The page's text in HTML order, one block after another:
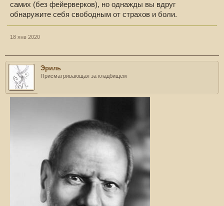
самих (без фейерверков), но однажды вы вдруг
обнаружите себя свободным от страхов и боли.
18 янв 2020
Эриль
Присматривающая за кладбищем